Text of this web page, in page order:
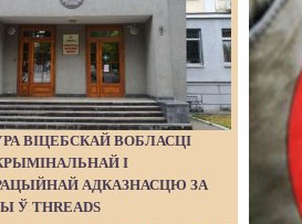
ВІЦЕБСКАЙ ВОБЛАСЦІ
І
АДКАЗНАСЦЮ ЗА
Ў THREADS